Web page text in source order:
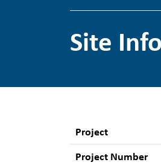
Site
Project
Project Number